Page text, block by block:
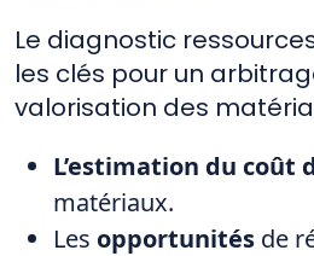
Le diagnostic
les clés pour un
valorisation des
L’estimation du coût
matériaux.
Les opportunités de